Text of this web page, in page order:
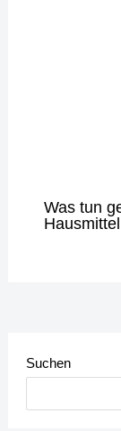
Was tun
Suchen